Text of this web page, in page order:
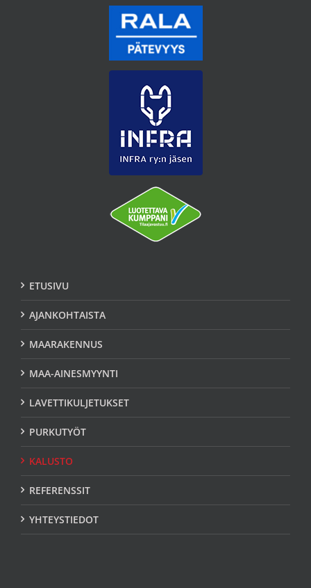
ETUSIVU
AJANKOHTAISTA
MAARAKENNUS
MAA-AINESMYYNTI
LAVETTIKULJETUKSET
PURKUTYÖT
KALUSTO
REFERENSSIT
YHTEYSTIEDOT